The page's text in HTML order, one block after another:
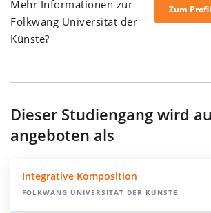
Mehr Informationen zur
Folkwang Universität der
Künste?
Zum Profil
Dieser Studiengang wird
angeboten als
Integrative Komposition
FOLKWANG UNIVERSITÄT DER KÜNSTE